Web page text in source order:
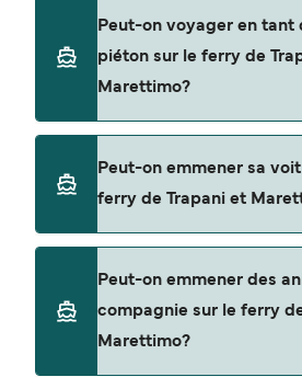
notre page d'offres pour
promotions disponibles.
Peut-on voyager en tant
piéton sur le ferry de
Marettimo?
piéton de Trapani à Marettimo
Peut-on emmener sa
ferry de Trapani et
Siremar
Peut-on emmener des
compagnie sur le ferry
Marettimo?